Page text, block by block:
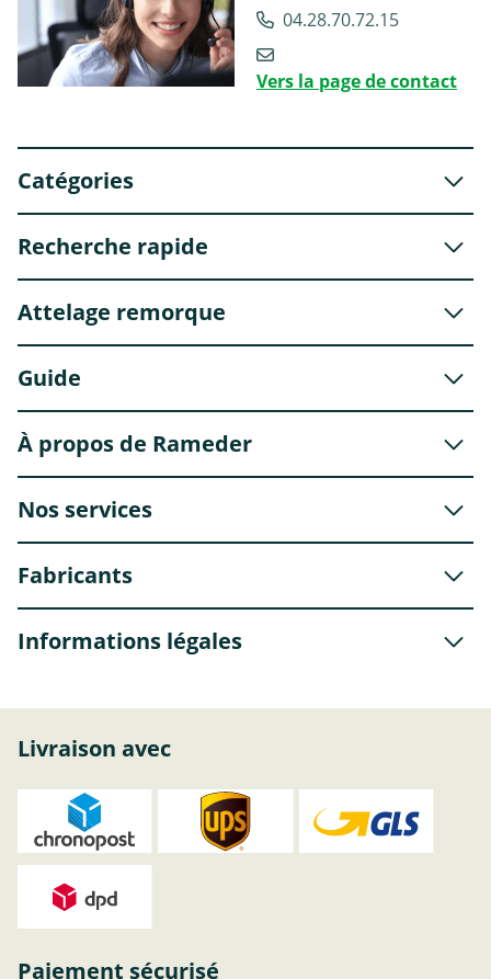
04.28.70.72.15
Vers la page de contact
Catégories
Recherche rapide
Attelage remorque
Guide
À propos de Rameder
Nos services
Fabricants
Informations légales
Livraison avec
Paiement sécurisé